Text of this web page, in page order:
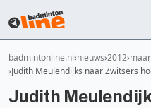
badmintonline.nl nieuws 2012
Judith Meulendijks naar Zwitsers
Judith